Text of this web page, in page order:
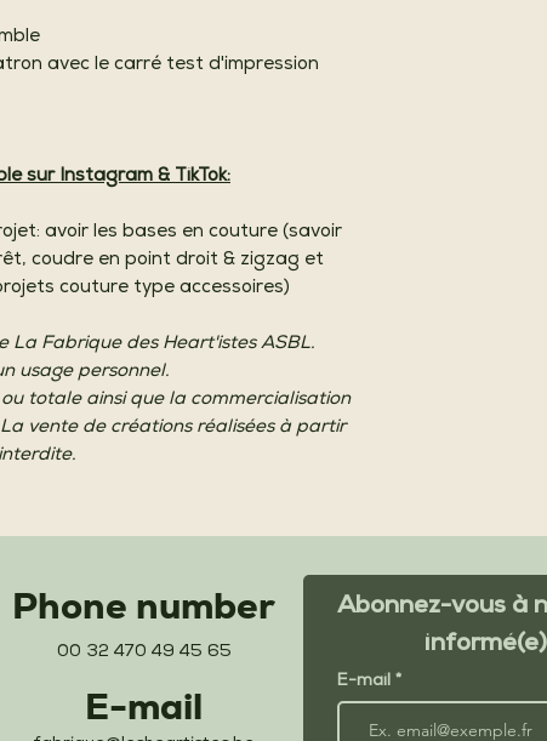
avec le carré test d'impression
sur Instagram & TikTok:
avoir les bases en couture (savoir
coudre en point droit & zigzag et
couture type accessoires)
La Fabrique des Heart'istes ASBL.
usage personnel.
totale ainsi que la commercialisation
vente de créations réalisées à partir
Phone number
00 32 470 49 45 65
E-mail
Abonnez-vous à
E-mail